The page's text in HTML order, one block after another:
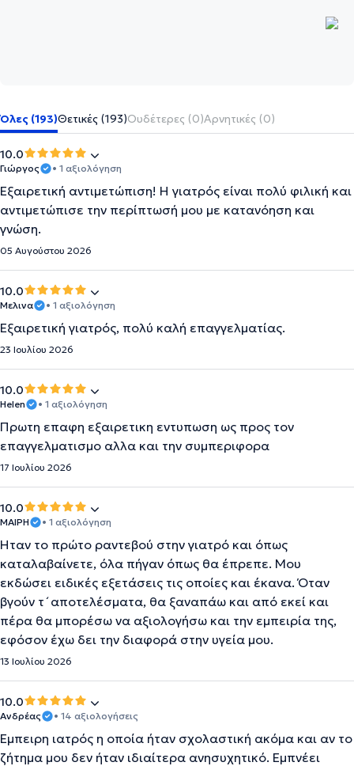
Όλες (193)Θετικές (193)Ουδέτερες (0)Αρνητικές (0)
10.0
Γιώργος • 1 αξιολόγηση
Εξαιρετική αντιμετώπιση! Η γιατρός είναι πολύ φιλική και
αντιμετώπισε την περίπτωσή μου με κατανόηση και
γνώση.
05 Αυγούστου 2026
10.0
Μελινα • 1 αξιολόγηση
Εξαιρετική γιατρός, πολύ καλή επαγγελματίας.
23 Ιουλίου 2026
10.0
Helen • 1 αξιολόγηση
Πρωτη επαφη εξαιρετικη εντυπωση ως προς τον
επαγγελματισμο αλλα και την συμπεριφορα
17 Ιουλίου 2026
10.0
ΜΑΙΡΗ • 1 αξιολόγηση
Ήταν το πρώτο ραντεβού στην γιατρό και όπως
καταλαβαίνετε, όλα πήγαν όπως θα έπρεπε. Μου
εκδώσει ειδικές εξετάσεις τις οποίες και έκανα. Όταν
βγούν τ´αποτελέσματα, θα ξαναπάω και από εκεί και
πέρα θα μπορέσω να αξιολογήσω και την εμπειρία της,
εφόσον έχω δει την διαφορά στην υγεία μου.
13 Ιουλίου 2026
10.0
Ανδρέας • 14 αξιολογήσεις
Έμπειρη ιατρός η οποία ήταν σχολαστική ακόμα και αν το
ζήτημα μου δεν ήταν ιδιαίτερα ανησυχητικό. Εμπνέει